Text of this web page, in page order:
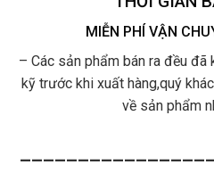
MIỄN PHÍ VẬN
– Các sản phẩm bán ra đều
kỹ trước khi xuất hàng,quý
về sản phẩm